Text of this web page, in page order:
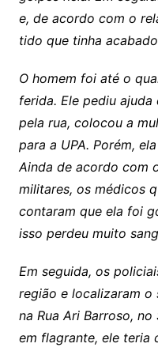
e, de acordo com o
tido que tinha
O homem foi até o
ferida. Ele pediu
pela rua, colocou a
para a UPA. Porém,
Ainda de acordo com
militares, os médicos
contaram que ela foi
isso perdeu muito
Em seguida, os
região e localizaram
na Rua Ari Barroso,
em flagrante, ele teria